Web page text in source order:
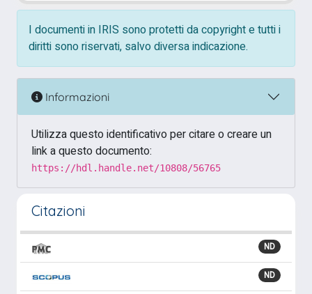
I documenti in IRIS sono protetti da copyright e tutti i
diritti sono riservati, salvo diversa indicazione.
Informazioni
Utilizza questo identificativo per citare o creare un
link a questo documento:
https://hdl.handle.net/10808/56765
Citazioni
ND
ND